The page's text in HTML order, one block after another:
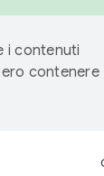
i contenuti
contenere